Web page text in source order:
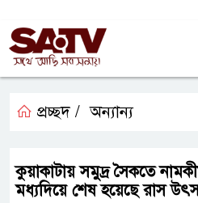
প্রচ্ছদ / অন্যান্য
কুয়াকাটায় সমুদ্র সৈকতে
মধ্যদিয়ে শেষ হয়েছে রাস